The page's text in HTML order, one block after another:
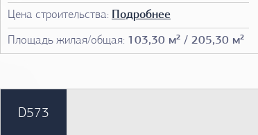
Цена строительства: Подробнее
Площадь жилая/общая: 103,30 м² / 205,30 м²
План дома
Фото проектов домов
D573